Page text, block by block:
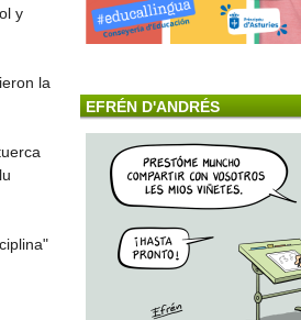
y
la
EFRÉN D'ANDRÉS